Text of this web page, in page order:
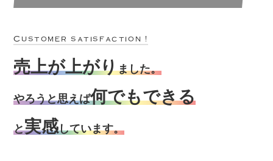
Customer satisfaction !
売上が上がりました。
やろうと思えば何でもできる
と実感しています。